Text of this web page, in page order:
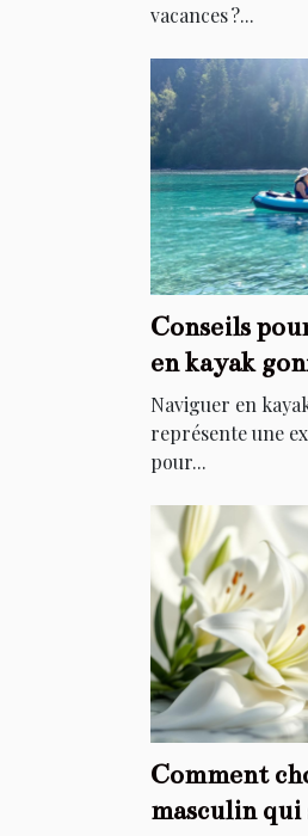
vacances ?...
Conseils
en kayak
Naviguer en
représente une
pour...
Comment
masculin